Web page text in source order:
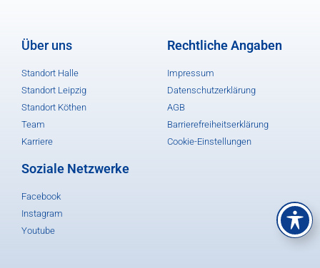
Über uns
Standort Halle
Standort Leipzig
Standort Köthen
Team
Karriere
Rechtliche Angaben
Impressum
Datenschutzerklärung
AGB
Barrierefreiheitserklärung
Cookie-Einstellungen
Soziale Netzwerke
Facebook
Instagram
Youtube